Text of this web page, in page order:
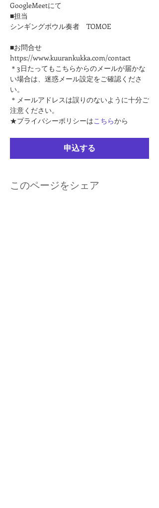
GoogleMeetにて
■担当
シンギングボウル奏者　​TOMOE
■お問合せ
https://www.kuurankukka.com/contact
＊3日たってもこちらからのメールが届かな
い場合は、迷惑メール設定をご確認くださ
い。
＊メールアドレスは誤りのないように十分ご
注意ください。
★プライバシーポリシーはこちらから
申込する
このページをシェア